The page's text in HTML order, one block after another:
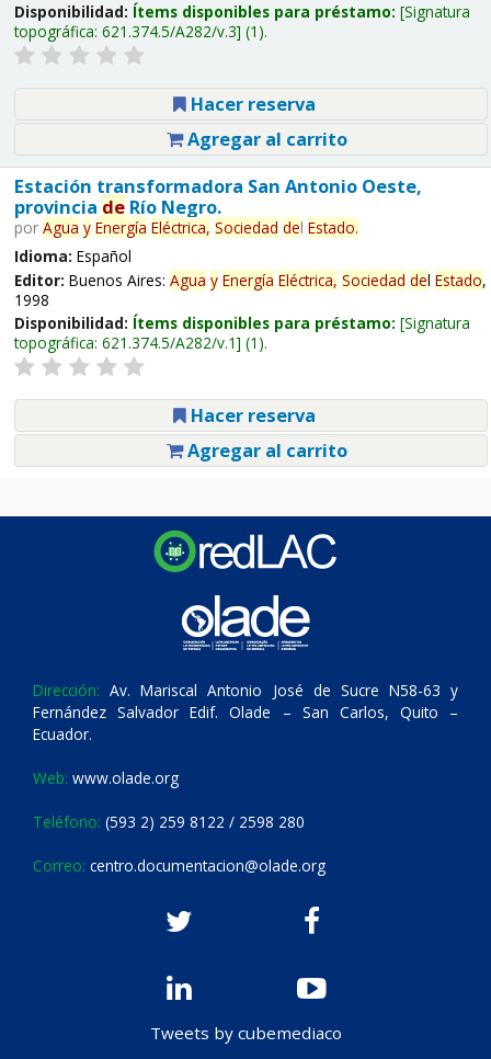
Disponibilidad: Ítems disponibles para préstamo: Signatura
topográfica: 621.374.5/A282/v.3 (1).
Hacer reserva
Agregar al carrito
Estación transformadora San Antonio Oeste,
provincia deRío Negro.
por Agua y Energía Eléctrica, Sociedad del Estado.
Idioma: Español
Editor: Buenos Aires: Agua y Energía Eléctrica, Sociedad del Estado,
1998
Disponibilidad: Ítems disponibles para préstamo: Signatura
topográfica: 621.374.5/A282/v.1 (1).
Hacer reserva
Agregar al carrito
Dirección: Av. Mariscal Antonio José de Sucre N58-63 y
Fernández Salvador Edif. Olade – San Carlos, Quito –
Ecuador.
Web: www.olade.org
Teléfono: (593 2) 259 8122 / 2598 280
Correo: centro.documentacion@olade.org
Tweets by cubemediaco